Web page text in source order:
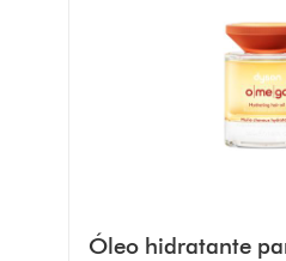
Óleo hidratante